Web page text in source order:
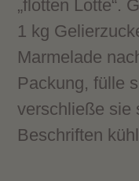
„flotten Lotte“.
1 kg
Marmelade
Packung, fülle
verschließe sie
Beschriften